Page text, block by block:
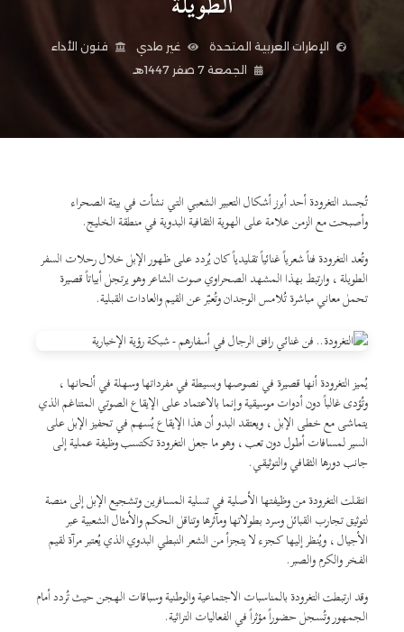
الإمارات العربية المتحدة غير مادي
فنون الأداء
الجمعة 7 صفر 1447هـ
تُجسد التغرودة أحد أبرز أشكال التعبير الشعبي التي نشأت في بيئة الصحراء
وأصبحت مع الزمن علامة على الهوية الثقافية البدوية في منطقة الخليج.
وتُعد التغرودة فناً شعرياً غنائياً تقليدياً كان يُردد على ظهور الإبل خلال رحلات السفر
الطويلة ، وارتبط بهذا المشهد الصحراوي صوت الشاعر وهو يرتجل أبياتاً قصيرة
تحمل معاني مباشرة تُلامس الوجدان وتُعبّر عن القيم والعادات القبلية.
يُميز التغرودة أنها قصيرة في نصوصها وبسيطة في مفرداتها وسهلة في ألحانها ،
وتُؤدى غالباً دون أدوات موسيقية وإنما بالاعتماد على الإيقاع الصوتي المتناغم الذي
يتماشى مع خطى الإبل ، ويعتقد البدو أن هذا الإيقاع يُسهم في تحفيز الإبل على
السير لمسافات أطول دون تعب ، وهو ما جعل التغرودة تكتسب وظيفة عملية إلى
جانب دورها الثقافي والتوثيقي.
انتقلت التغرودة من وظيفتها الأصلية في تسلية المسافرين وتشجيع الإبل إلى منصة
لتوثيق تجارب القبائل وسرد بطولاتها ومآثرها وتناقل الحكم والأمثال الشعبية عبر
الأجيال ، ويُنظر إليها كجزء لا يتجزأ من الشعر النبطي البدوي الذي يُعتبر مرآة لقيم
الفخر والكرم والصبر.
وقد ارتبطت التغرودة بالمناسبات الاجتماعية والوطنية وسباقات الهجن حيث تُردد أمام
الجمهور وتُسجل حضوراً مؤثراً في الفعاليات التراثية.